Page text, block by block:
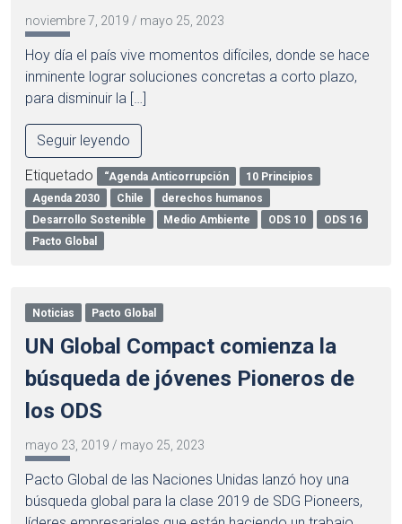
noviembre 7, 2019 / mayo 25, 2023
Hoy día el país vive momentos difíciles, donde se hace
inminente lograr soluciones concretas a corto plazo,
para disminuir la […]
Seguir leyendo
Etiquetado “Agenda Anticorrupción
10 Principios
Agenda 2030
Chile
derechos humanos
Desarrollo Sostenible
Medio Ambiente ODS 10
ODS 16
Pacto Global
Noticias Pacto Global
UN Global Compact comienza la
búsqueda de jóvenes Pioneros de
los ODS
mayo 23, 2019 / mayo 25, 2023
Pacto Global de las Naciones Unidas lanzó hoy una
búsqueda global para la clase 2019 de SDG Pioneers,